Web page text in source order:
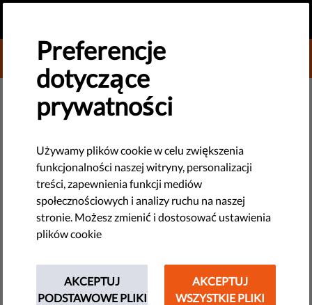
DONATE TO LIBERTIES
MONITORING UE
Dyrektor Ariadne Julie Broome i
były Rzecznik Praw
Obywatelskich Adam Bodnar
dołączają do zarządu Liberties
Notatka prasowa
lutego 23, 2022
Preferencje
dotyczące
prywatności
Używamy plików cookie w celu zwiększenia
funkcjonalności naszej witryny, personalizacji
treści, zapewnienia funkcji mediów
społecznościowych i analizy ruchu na naszej
stronie. Możesz zmienić i dostosować ustawienia
plików cookie
AKCEPTUJ
PODSTAWOWE PLIKI
AKCEPTUJ
WSZYSTKIE PLIKI